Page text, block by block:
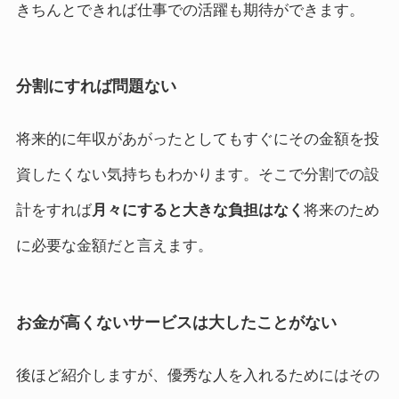
きちんとできれば仕事での活躍も期待ができます。
分割にすれば問題ない
将来的に年収があがったとしてもすぐにその金額を投
資したくない気持ちもわかります。そこで分割での設
計をすれば月々にすると大きな負担はなく 将来のため
に必要な金額だと言えます。
お金が高くないサービスは大したことがない
後ほど紹介しますが、優秀な人を入れるためにはその